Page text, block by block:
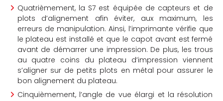
Quatrièmement, la S7 est équipée de capteurs et de
plots d’alignement afin éviter, aux maximum, les
erreurs de manipulation. Ainsi, l’imprimante vérifie que
le plateau est installé et que le capot avant est fermé
avant de démarrer une impression. De plus, les trous
au quatre coins du plateau d’impression viennent
s’aligner sur de petits plots en métal pour assurer le
bon alignement du plateau.
Cinquièmement, l’angle de vue élargi et la résolution